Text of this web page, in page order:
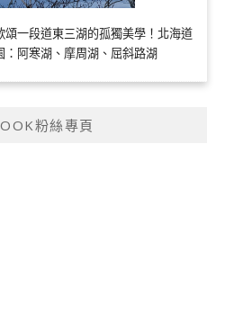
一段道東三湖的孤獨美學！北海道
阿寒湖、摩周湖、屈斜路湖
粉絲專頁